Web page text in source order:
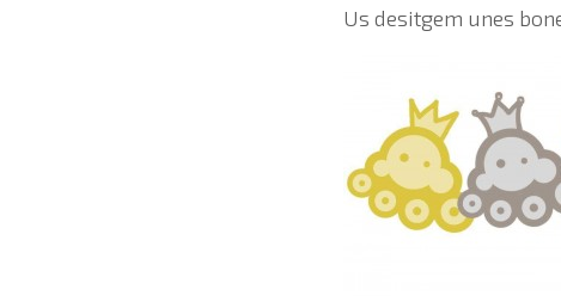
Us desitgem unes